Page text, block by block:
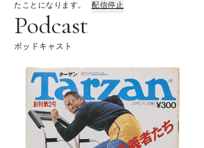
たことになります。
配信停止
Podcast
ポッドキャスト